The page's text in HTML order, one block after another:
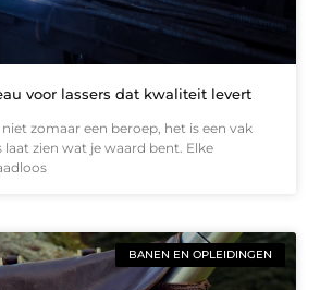
voor lassers dat kwaliteit levert
zomaar een beroep, het is een vak
laat zien wat je waard bent. Elke
BANEN EN OPLEIDINGEN